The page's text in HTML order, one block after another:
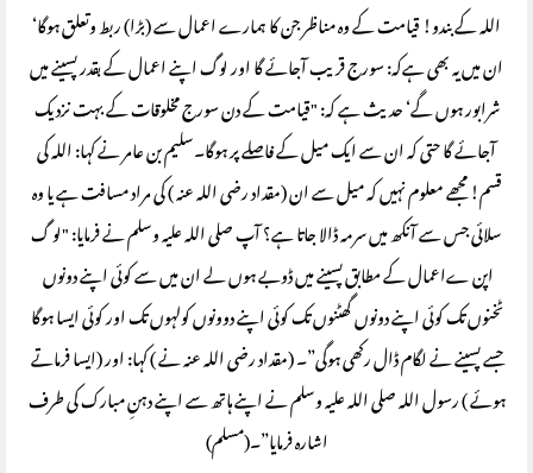
اللہ کے بندو! قیامت کے وہ مناظر جن کا ہمارے اعمال سے (بڑا) ربط وتعلق ہوگا‘
ان میں یہ بھی ہےکہ: سورج قریب آجائے گا اور لوگ اپنے اعمال کے بقدر پسینے میں
شرابور ہوں گے‘ حدیث ہے کہ: "قیامت کے دن سورج مخلوقات کے بہت نزدیک
آجائے گا حتی کہ ان سے ایک میل کے فاصلے پر ہوگا۔سلیم بن عامر نے کہا: اللہ کی
قسم! مجھے معلوم نہیں کہ میل سے ان (مقداد رضی اللہ عنہ ) کی مراد مسافت ہے یا وہ
سلائی جس سے آنکھ میں سرمہ ڈالا جاتا ہے؟ آپ صلی اللہ علیہ وسلم نے فرمایا: "لو گ
اپن ےاعمال کے مطابق پسینے میں ڈوبے ہوں لے ان میں سے کوئی اپنے دونوں
ٹخنوں تک کوئی اپنے دونوں گھٹنوں تک کوئی اپنے دوونوں کولہوں تک اور کوئی ایسا ہوگا
جسے پسینے نے لگام ڈال رکھی ہوگی”۔ (مقداد رضی اللہ عنہ نے ) کہا: اور (ایسا فرماتے
ہوئے ) رسول اللہ صلی اللہ علیہ وسلم نے اپنے ہاتھ سے اپنے دہنِ مبارک کی طرف
اشارہ فرمایا”۔(مسلم)